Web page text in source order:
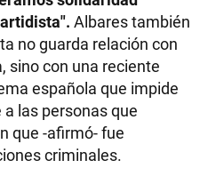
Albares también
no guarda relación con
sino con una reciente
española que impide
las personas que
que -afirmó- fue
criminales.